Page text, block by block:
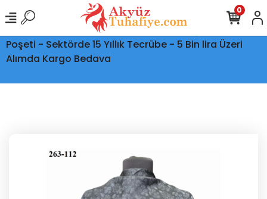
Ptt Kargo İle Tüm Türkiye'ye Teslimat - Şeffaf Kargo
Poşeti - Sektörde 15 Yıllık Tecrübe - 5 Bin lira Üzeri
Alımda Kargo Bedava
0